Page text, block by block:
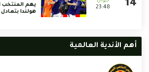
23:48
يهم المنتخب
هولندا
أهم الأندية العالمية